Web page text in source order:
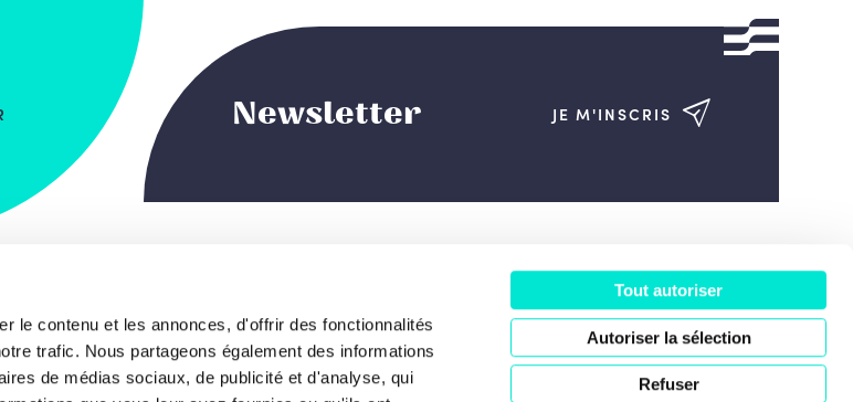
le contenu et les annonces, d'offrir des fonctionnalités
trafic. Nous partageons également des informations
de médias sociaux, de publicité et d'analyse, qui
Tout autoriser
Autoriser la sélection
Refuser
Newsletter JE M'INSCRIS
Notre projet de société
Les visages